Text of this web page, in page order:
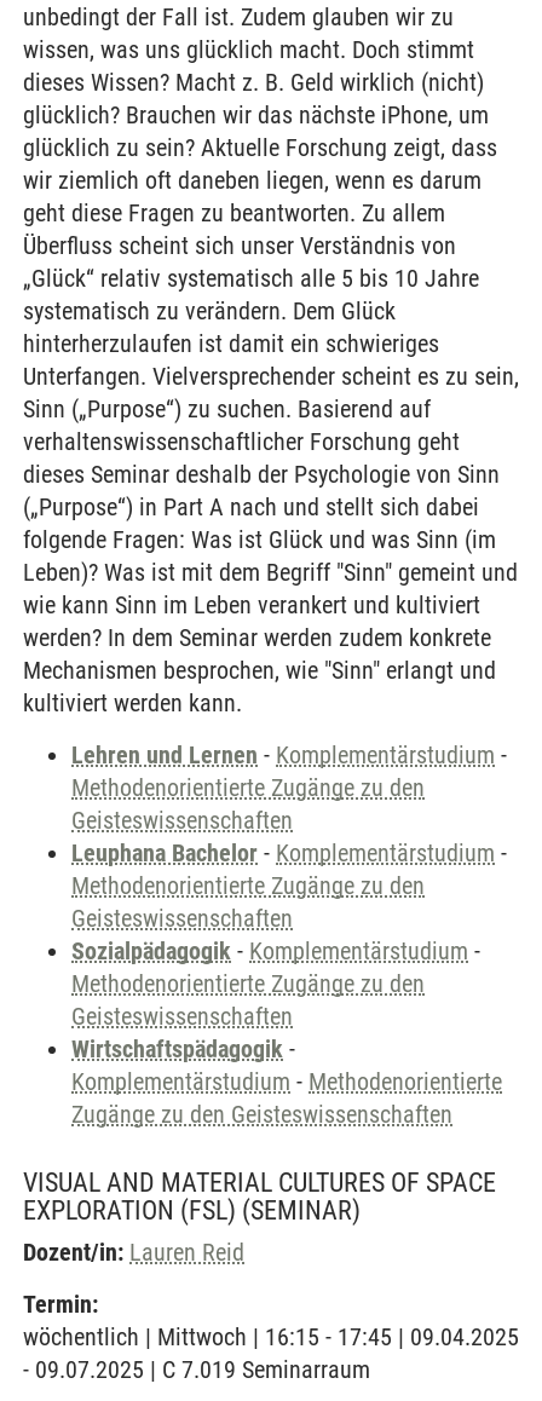
unbedingt der Fall ist. Zudem glauben wir zu
wissen, was uns glücklich macht. Doch stimmt
dieses Wissen? Macht z. B. Geld wirklich (nicht)
glücklich? Brauchen wir das nächste iPhone, um
glücklich zu sein? Aktuelle Forschung zeigt, dass
wir ziemlich oft daneben liegen, wenn es darum
geht diese Fragen zu beantworten. Zu allem
Überfluss scheint sich unser Verständnis von
„Glück“ relativ systematisch alle 5 bis 10 Jahre
systematisch zu verändern. Dem Glück
hinterherzulaufen ist damit ein schwieriges
Unterfangen. Vielversprechender scheint es zu sein,
Sinn („Purpose“) zu suchen. Basierend auf
verhaltenswissenschaftlicher Forschung geht
dieses Seminar deshalb der Psychologie von Sinn
(„Purpose“) in Part A nach und stellt sich dabei
folgende Fragen: Was ist Glück und was Sinn (im
Leben)? Was ist mit dem Begriff "Sinn" gemeint und
wie kann Sinn im Leben verankert und kultiviert
werden? In dem Seminar werden zudem konkrete
Mechanismen besprochen, wie "Sinn" erlangt und
kultiviert werden kann.
Lehren und Lernen - Komplementärstudium -
Methodenorientierte Zugänge zu den
Geisteswissenschaften
Leuphana Bachelor - Komplementärstudium -
Methodenorientierte Zugänge zu den
Geisteswissenschaften
Sozialpädagogik - Komplementärstudium -
Methodenorientierte Zugänge zu den
Geisteswissenschaften
Wirtschaftspädagogik -
Komplementärstudium - Methodenorientierte
Zugänge zu den Geisteswissenschaften
VISUAL AND MATERIAL CULTURES OF SPACE
EXPLORATION (FSL) (SEMINAR)
Dozent/in: Lauren Reid
Termin:
wöchentlich | Mittwoch | 16:15 - 17:45 | 09.04.2025
- 09.07.2025 | C 7.019 Seminarraum